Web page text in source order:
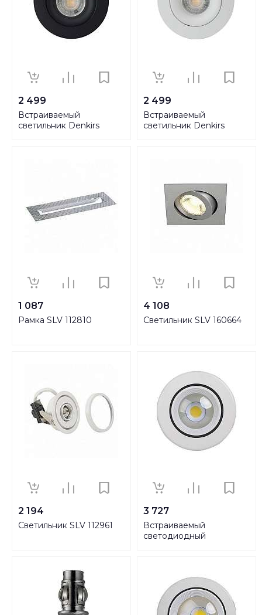
2 499
Встраиваемый
светильник Denkirs
2 499
Встраиваемый
светильник Denkirs
1 087
Рамка SLV 112810
4 108
Светильник SLV 160664
2 194
Светильник SLV 112961
3 727
Встраиваемый
светодиодный